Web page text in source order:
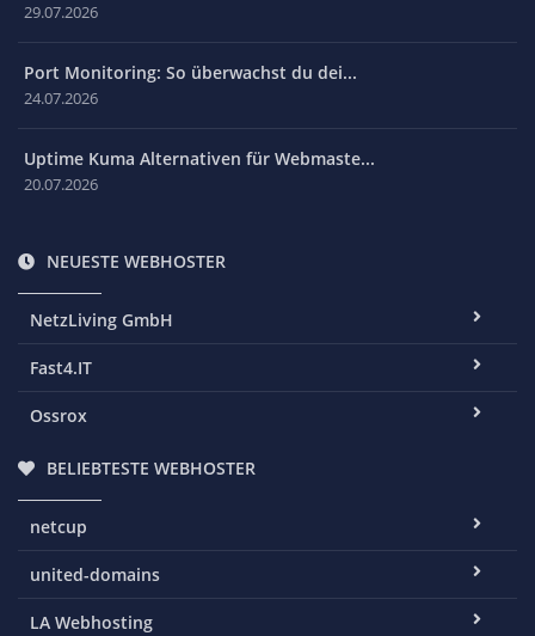
29.07.2026
Port Monitoring: So überwachst du dei...
24.07.2026
Uptime Kuma Alternativen für Webmaste...
20.07.2026
NEUESTE WEBHOSTER
NetzLiving GmbH
Fast4.IT
Ossrox
BELIEBTESTE WEBHOSTER
netcup
united-domains
LA Webhosting